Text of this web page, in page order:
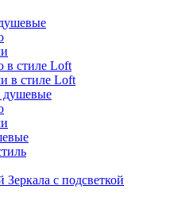
в стиле Loft
в стиле Loft
душевые
Зеркала с подсветкой